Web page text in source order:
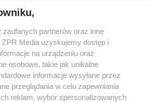
zaufanych partnerów oraz inne
Media uzyskujemy dostęp i
na urządzeniu oraz
osobowe, takie jak unikalne
informacje wysyłane przez
przeglądania w celu zapewniania
reklam, wybór spersonalizowanych